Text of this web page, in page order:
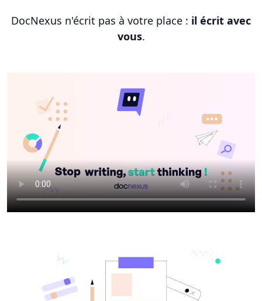
DocNexus n'écrit pas à votre place : il écrit avec
vous.